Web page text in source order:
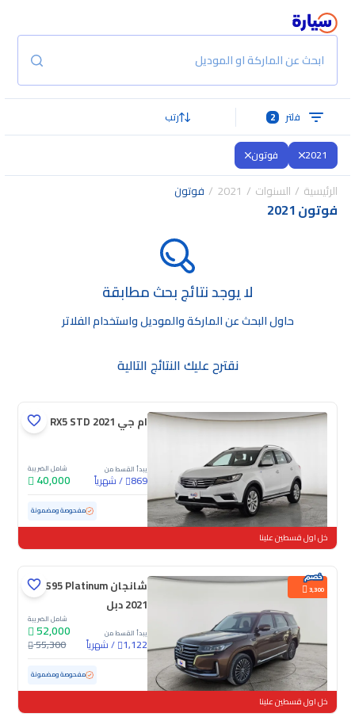
ابحث عن الماركة او الموديل
فلتر 2 رتب
2021 فوتون
الرئيسية السنوات 2021 فوتون
فوتون 2021
لا يوجد نتائج بحث مطابقة
حاول البحث عن الماركة والموديل واستخدام الفلاتر
نقترح عليك النتائج التالية
ام جي RX5 STD 2021
يبدأ القسط من
869
/شهرياً
شامل الضريبة
40,000
مستعملة 85,070 كم مفحوصة ومضمونة
خل اول قسطين علينا
3,300
شانجان CS95 Platinum
2021 دبل
يبدأ القسط من
1,122
/شهرياً
شامل الضريبة
52,000
55,300
مستعملة 88,102 كم مفحوصة ومضمونة
خل اول قسطين علينا